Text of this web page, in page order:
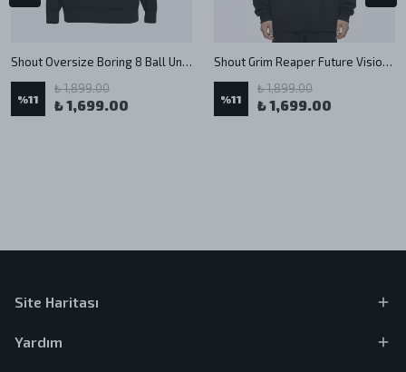
Shout Oversize Boring 8 Ball Unisex Hoodie
%11
₺ 1,899.00
₺ 1,699.00
Shout Grim Reaper Future Vision Unisex Oversize Hoodie
%11
₺ 1,899.00
₺ 1,699.00
Site Haritası
Yardım